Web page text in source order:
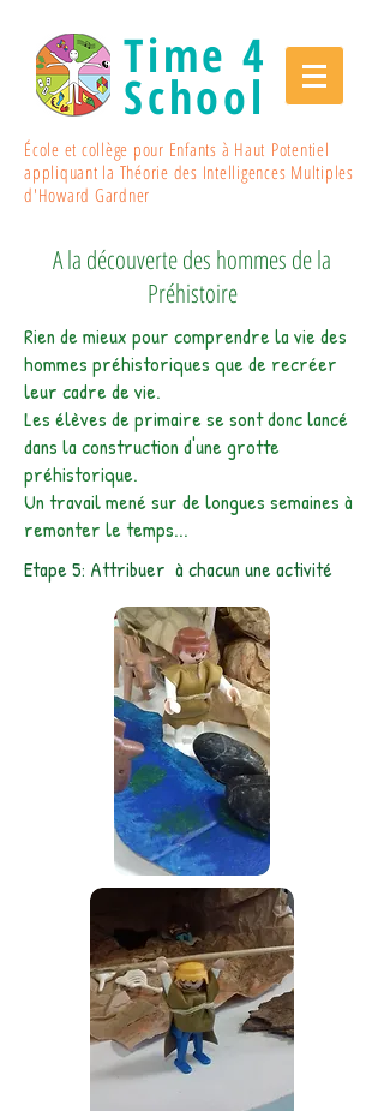
Time 4
School
École et collège pour Enfants à Haut Potentiel
appliquant la Théorie des Intelligences Multiples
d'Howard Gardner
A la découverte des hommes de la
Préhistoire
Rien de mieux pour comprendre la vie des
hommes préhistoriques que de recréer
leur cadre de vie.
Les élèves de primaire se sont donc lancé
dans la construction d'une grotte
préhistorique.
Un travail mené sur de longues semaines à
remonter le temps...
Etape 5: Attribuer à chacun une activité